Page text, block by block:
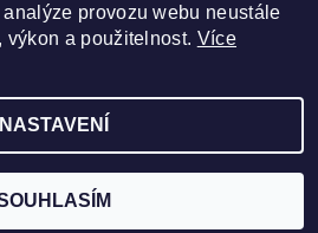
vyhrazena Upravit nastavení cookies
provozu webu neustále
a použitelnost. Více
NASTAVENÍ